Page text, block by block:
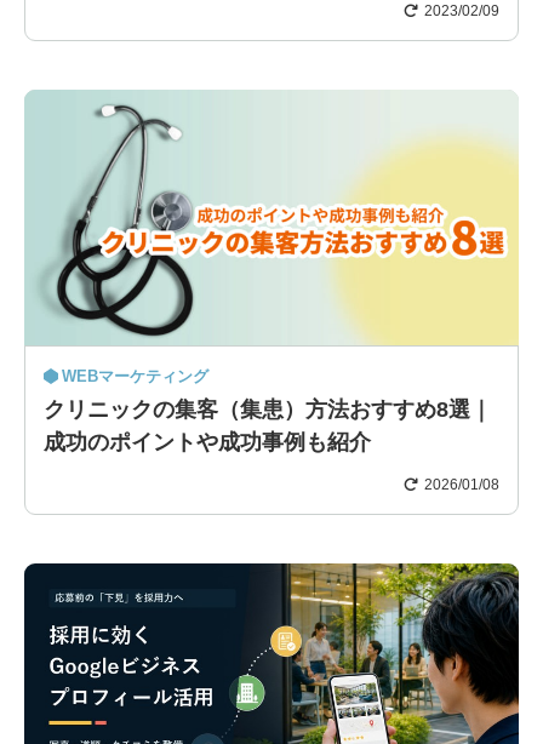
2023/02/09
WEBマーケティング
クリニックの集客（集患）方法おすすめ8選｜
成功のポイントや成功事例も紹介
2026/01/08